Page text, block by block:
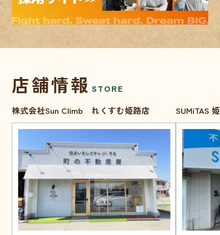
店舗情報 STORE
株式会社Sun Climb れくすむ姫路店
SUMiTAS